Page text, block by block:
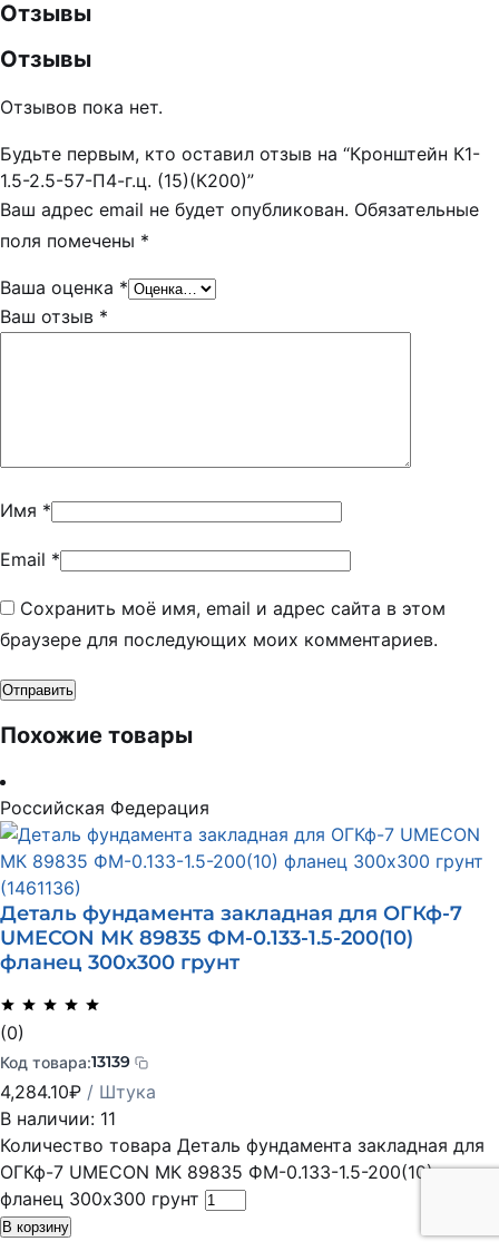
Отзывы
Отзывы
Отзывов пока нет.
Будьте первым, кто оставил отзыв на “Кронштейн К1-
1.5-2.5-57-П4-г.ц. (15)(К200)”
Ваш адрес email не будет опубликован. Обязательные
поля помечены *
Ваша оценка *
Ваш отзыв *
Имя *
Email *
Сохранить моё имя, email и адрес сайта в этом
браузере для последующих моих комментариев.
Похожие товары
Российская Федерация
Деталь фундамента закладная для ОГКф-7
UMECON МК 89835 ФМ-0.133-1.5-200(10)
фланец 300х300 грунт
(0)
Код товара:13139
4,284.10₽ / Штука
В наличии: 11
Количество товара Деталь фундамента закладная для
ОГКф-7 UMECON МК 89835 ФМ-0.133-1.5-200(10)
фланец 300х300 грунт
В корзину